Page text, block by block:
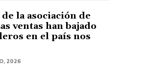
la asociación de
ventas han bajado
en el país nos
2026